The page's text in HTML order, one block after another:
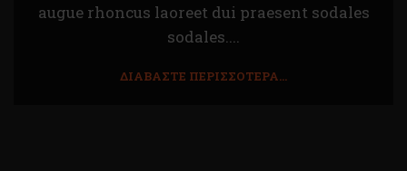
augue rhoncus laoreet dui praesent sodales
sodales....
ΔΙΑΒΆΣΤΕ ΠΕΡΙΣΣΌΤΕΡΑ...